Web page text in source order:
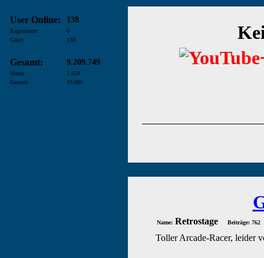
User Online: 138
Registrierte:
0
Gäste:
138
Gesamt: 9.209.749
Heute:
5.654
Gestern:
19.006
Name: Retrostage Beiträge: 762
Toller Arcade-Racer, leider